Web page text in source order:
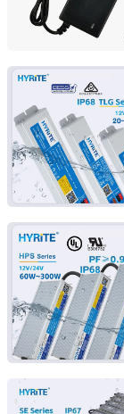
Hyrite Lighting Co.
Guangdong,
Hyrite Lighting Co.
Guangdong,
Hyrite Lighting